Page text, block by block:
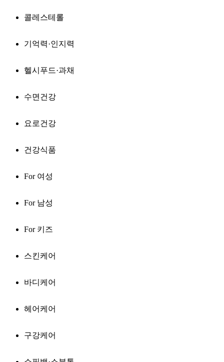
콜레스테롤
기억력·인지력
헬시푸드·과채
수면건강
요로건강
건강식품
For 여성
For 남성
For 키즈
스킨케어
바디케어
헤어케어
구강케어